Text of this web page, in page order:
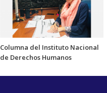
Columna del Instituto Nacional
de Derechos Humanos